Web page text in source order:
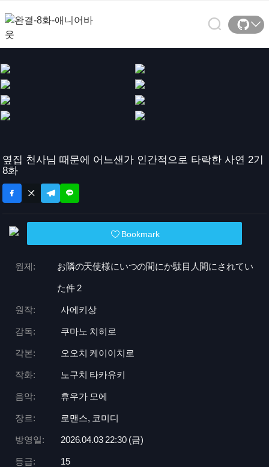
옆집 천사님 때문에 어느샌가 인간적으로 타락한 사연 2기
8화
Bookmark
원제: お隣の天使様にいつの間にか駄目人間にされてい
た件 2
원작: 사에키상
감독: 쿠마노 치히로
각본: 오오치 케이이치로
작화: 노구치 타카유키
음악: 휴우가 모에
장르: 로맨스, 코미디
방영일: 2026.04.03 22:30 (금)
등급: 15